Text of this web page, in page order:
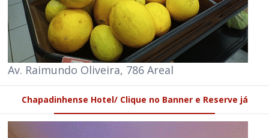
Av. Raimundo Oliveira, 786 Areal
Chapadinhense Hotel/ Clique no Banner e Reserve já